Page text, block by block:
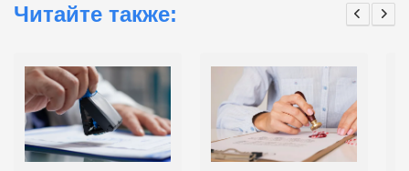
Читайте также: